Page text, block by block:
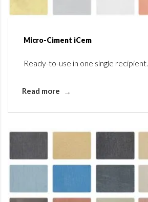
Micro-Ciment iCem
Ready-to-use in one single recipient.
Read more